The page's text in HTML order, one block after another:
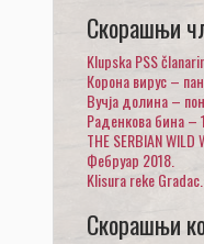
Скорашњи
Klupska PSS
Корона вирус –
Вучја долина –
Раденкова бина –
THE SERBIAN
Фебруар 2018.
Klisura reke
Скорашњи